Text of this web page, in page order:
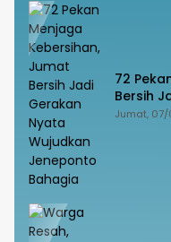
72
Bersih
Jumat,